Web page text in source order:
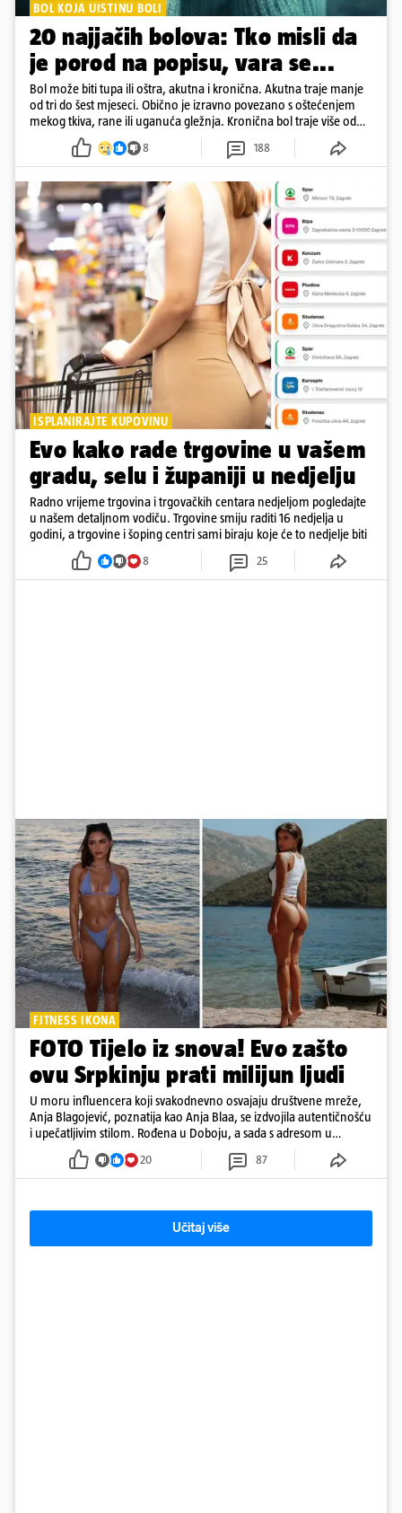
BOL KOJA UISTINU BOLI
20 najjačih bolova: Tko misli da
je porod na popisu, vara se...
Bol može biti tupa ili oštra, akutna i kronična. Akutna traje manje
od tri do šest mjeseci. Obično je izravno povezano s oštećenjem
mekog tkiva, rane ili uganuća gležnja. Kronična bol traje više od
šest mjeseci
8 188
ISPLANIRAJTE KUPOVINU
Evo kako rade trgovine u vašem
gradu, selu i županiji u nedjelju
Radno vrijeme trgovina i trgovačkih centara nedjeljom pogledajte
u našem detaljnom vodiču. Trgovine smiju raditi 16 nedjelja u
godini, a trgovine i šoping centri sami biraju koje će to nedjelje biti
8 25
FITNESS IKONA
FOTO Tijelo iz snova! Evo zašto
ovu Srpkinju prati milijun ljudi
U moru influencera koji svakodnevno osvajaju društvene mreže,
Anja Blagojević, poznatija kao Anja Blaa, se izdvojila autentičnošću
i upečatljivim stilom. Rođena u Doboju, a sada s adresom u
Dubaiju, Anja je spoj glamura, discipline i mladenačke energije
20 87
Učitaj više